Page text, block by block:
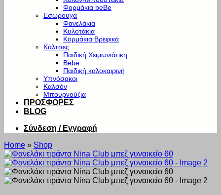
Φορμάκια beBe
Εσώρουχα
Φανελάκια
Κυλοτάκια
Κορμάκια Βρεφικά
Κάλτσες
Παιδική Χειμωνιάτικη
Bebe
Παιδική καλοκαιρινή
Υπνόσακοι
Καλσόν
Μπουρνούζια
ΠΡΟΣΦΟΡΕΣ
BLOG
Σύνδεση / Εγγραφή
Home » Shop